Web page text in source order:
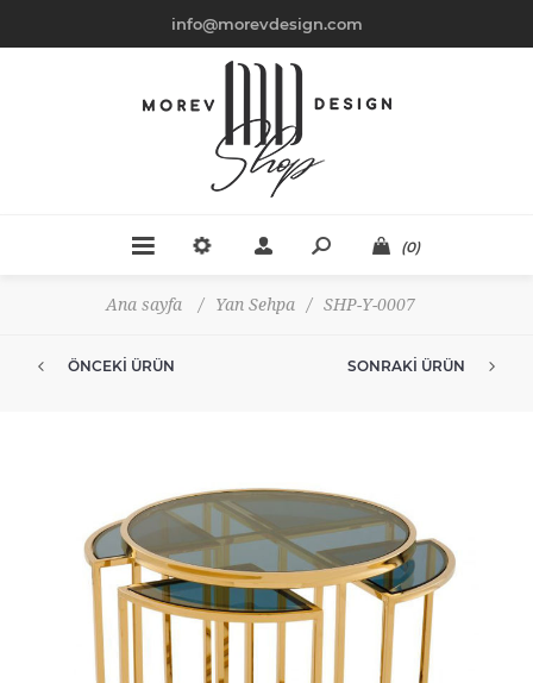
info@morevdesign.com
(0)
Ana sayfa / Yan Sehpa / SHP-Y-0007
ÖNCEKI ÜRÜN SONRAKI ÜRÜN